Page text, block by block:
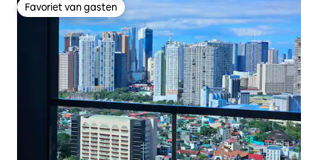
Favoriet van gasten
Favoriet van gasten